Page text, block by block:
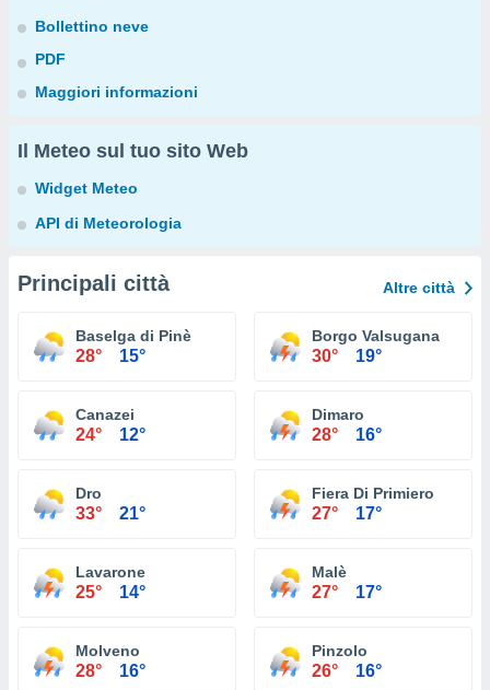
Bollettino neve
PDF
Maggiori informazioni
Il Meteo sul tuo sito Web
Widget Meteo
API di Meteorologia
Principali città Altre città
Baselga di Pinè
28° 15°
Borgo Valsugana
30° 19°
Canazei
24° 12°
Dimaro
28° 16°
Dro
33° 21°
Fiera Di Primiero
27° 17°
Lavarone
25° 14°
Malè
27° 17°
Molveno
28° 16°
Pinzolo
26° 16°